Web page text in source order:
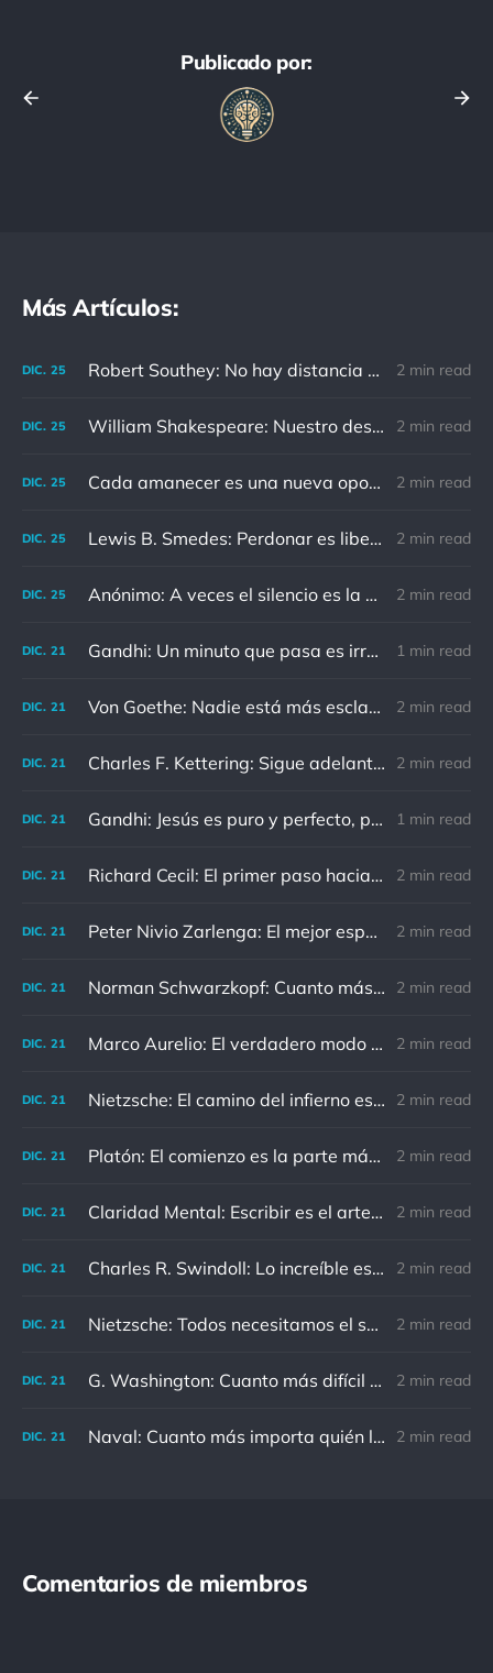
Publicado por:
Más Artículos:
DIC. 25 Robert Southey: No hay distancia o tiempo que pueda disminuir la amistad de aquellos que están completamente convencidos del valor del otro 2 min read
DIC. 25 William Shakespeare: Nuestro destino está en las estrellas, así que levantemos nuestros ojos al cielo 2 min read
DIC. 25 Cada amanecer es una nueva oportunidad 2 min read
DIC. 25 Lewis B. Smedes: Perdonar es liberar a un prisionero y descubrir que el prisionero eras tú 2 min read
DIC. 25 Anónimo: A veces el silencio es la mejor respuesta 2 min read
DIC. 21 Gandhi: Un minuto que pasa es irrecuperable. Conociendo esto, ¿cómo podemos malgastar tantas horas? 1 min read
DIC. 21 Von Goethe: Nadie está más esclavizado que aquellos que falsamente creen que son libres. 2 min read
DIC. 21 Charles F. Kettering: Sigue adelante, y es probable que tropieces con algo, tal vez cuando menos lo esperes. Nunca he escuchado hablar de alguien algu 2 min read
DIC. 21 Gandhi: Jesús es puro y perfecto, pero vosotros los cristianos no sois como él. 1 min read
DIC. 21 Richard Cecil: El primer paso hacia el conocimiento es saber que somos ignorantes. 2 min read
DIC. 21 Peter Nivio Zarlenga: El mejor espejo es un viejo amigo. 2 min read
DIC. 21 Norman Schwarzkopf: Cuanto más sudes por la paz, menos sangras por la guerra. 2 min read
DIC. 21 Marco Aurelio: El verdadero modo de vengarse de un enemigo es no parecérsele. 2 min read
DIC. 21 Nietzsche: El camino del infierno está asfaltado de buenas intenciones. 2 min read
DIC. 21 Platón: El comienzo es la parte más importante del trabajo 2 min read
DIC. 21 Claridad Mental: Escribir es el arte de calmar y despejar la mente. 2 min read
DIC. 21 Charles R. Swindoll: Lo increíble es que cada día podemos elegir la actitud que adoptaremos. 2 min read
DIC. 21 Nietzsche: Todos necesitamos el sentido de culpa, pero nadie necesita sentirse culpable. 2 min read
DIC. 21 G. Washington: Cuanto más difícil es el conflicto, mayor es el triunfo. 2 min read
DIC. 21 Naval: Cuanto más importa quién lo ha dicho, menos importa en realidad 2 min read
Comentarios de miembros